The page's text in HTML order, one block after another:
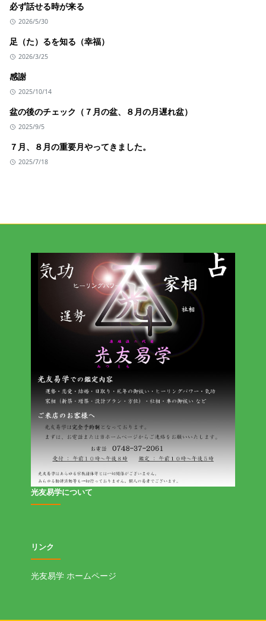
必ず話せる時が来る
2026/5/30
足（た）るを知る（幸福）
2026/3/25
感謝
2025/10/14
盆の後のチェック（７月の盆、８月の月遅れ盆）
2025/9/5
７月、８月の重要月やってきました。
2025/7/18
光友易学について
リンク
光友易学 ホームページ